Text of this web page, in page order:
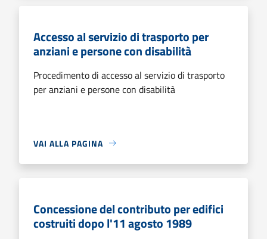
Accesso al servizio di trasporto per
anziani e persone con disabilità
Procedimento di accesso al servizio di trasporto
per anziani e persone con disabilità
VAI ALLA PAGINA
Concessione del contributo per edifici
costruiti dopo l'11 agosto 1989